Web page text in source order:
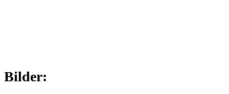
Bilder: